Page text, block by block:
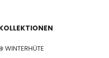
WINTERHÜTE